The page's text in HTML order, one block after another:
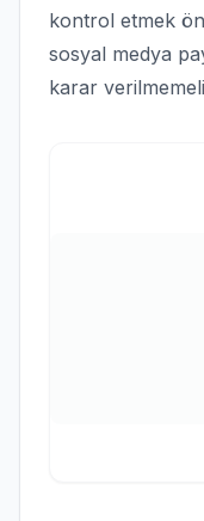
kontrol etmek
sosyal medya
karar